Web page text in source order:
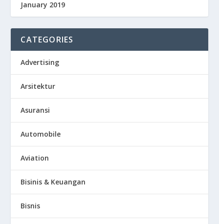
January 2019
CATEGORIES
Advertising
Arsitektur
Asuransi
Automobile
Aviation
Bisinis & Keuangan
Bisnis